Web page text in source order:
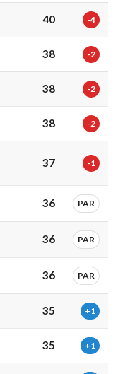
40 -4
38 -2
38 -2
38 -2
37 -1
36 PAR
36 PAR
36 PAR
35 +1
35 +1